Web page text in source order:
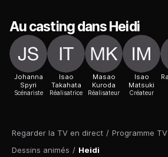
Regarder la TV en direct / Programme TV
Dessins animés / Heidi
Au casting dans Heidi
Johanna
Spyri
Scénariste
Isao
Takahata
Réalisatrice
Masao
Kuroda
Réalisateur
Isao
Matsuki
Créateur